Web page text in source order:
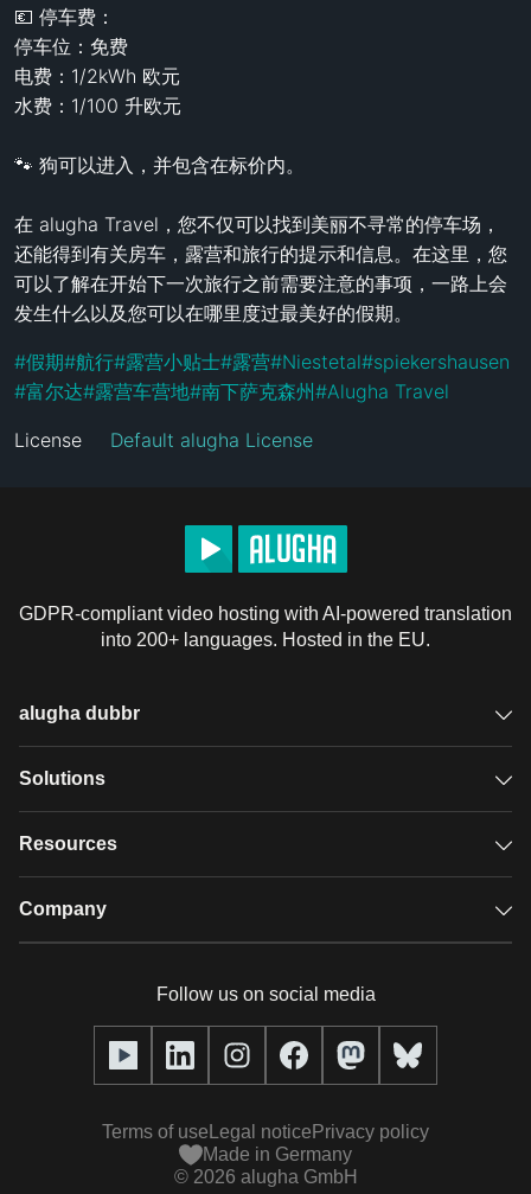
💶 停车费：
停车位：免费
电费：1/2kWh 欧元
水费：1/100 升欧元
🐾 狗可以进入，并包含在标价内。
在 alugha Travel，您不仅可以找到美丽不寻常的停车场，
还能得到有关房车，露营和旅行的提示和信息。在这里，您
可以了解在开始下一次旅行之前需要注意的事项，一路上会
发生什么以及您可以在哪里度过最美好的假期。
#假期#航行#露营小贴士#露营#Niestetal#spiekershausen
#富尔达#露营车营地#南下萨克森州#Alugha Travel
License Default alugha License
GDPR-compliant video hosting with AI-powered translation
into 200+ languages. Hosted in the EU.
alugha dubbr
Overview
Glossary
Solutions
GDPR video hosting
Resources
Case studies
alugha Academy
Company
Our team
Press (media kit)
Follow us on social media
© 2026 alugha GmbH
Made in Germany
Terms of use Legal notice Privacy policy